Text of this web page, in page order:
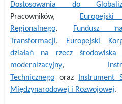
Dostosowania do
Pracowników,
Regionalnego,
Fundusz
Transformacji, Europejski
działań na rzecz
modernizacyjny,
Technicznego oraz
Instrument
Międzynarodowej i Rozwojowej.